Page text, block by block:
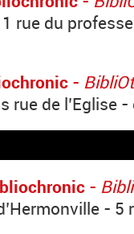
rue du
-
rue de l’Eglise
-
- 5